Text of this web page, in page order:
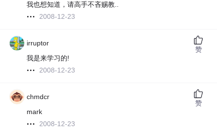
我也想知道，请高手不吝赐教..
2008-12-23
irruptor
我是来学习的!
2008-12-23
赞
chmdcr
mark
2008-12-23
赞